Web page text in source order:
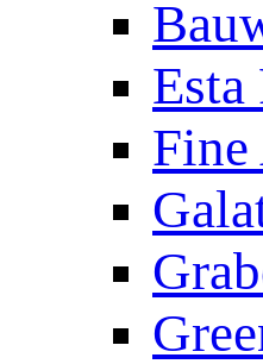
Esta